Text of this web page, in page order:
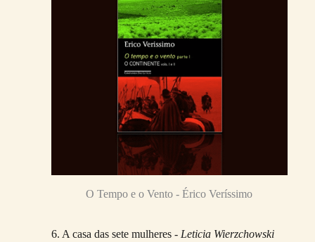
O Tempo e o Vento - Érico Veríssimo
6. A casa das sete mulheres - Leticia Wierzchowski